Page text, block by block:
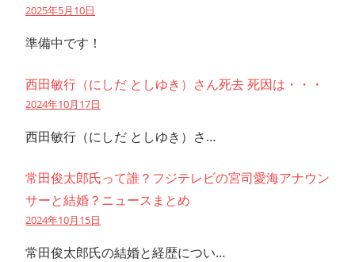
2025年5月10日
準備中です！
西田敏行（にしだ としゆき）さん死去 死因は・・・
2024年10月17日
西田敏行（にしだ としゆき）さ…
常田俊太郎氏って誰？フジテレビの宮司愛海アナウン
サーと結婚？ニュースまとめ
2024年10月15日
常田俊太郎氏の結婚と経歴につい…